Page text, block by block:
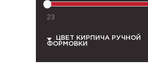
23
ЦВЕТ КИРПИЧА РУЧНОЙ
ФОРМОВКИ